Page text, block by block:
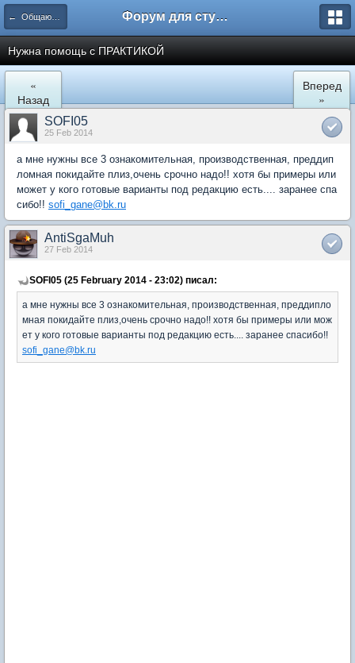
← Общаются менеджеры Форум для студента СГА
Нужна помощь с ПРАКТИКОЙ
«
Назад
Вперед
»
SOFI05
25 Feb 2014
а мне нужны все 3 ознакомительная, производственная, преддип
ломная покидайте плиз,очень срочно надо!! хотя бы примеры или
может у кого готовые варианты под редакцию есть.... заранее спа
сибо!! sofi_gane@bk.ru
AntiSgaMuh
27 Feb 2014
SOFI05 (25 February 2014 - 23:02) писал:
а мне нужны все 3 ознакомительная, производственная, преддипло
мная покидайте плиз,очень срочно надо!! хотя бы примеры или мож
ет у кого готовые варианты под редакцию есть.... заранее спасибо!!
sofi_gane@bk.ru